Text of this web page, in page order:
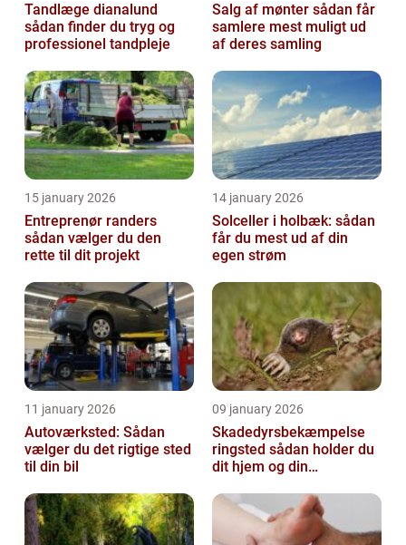
Tandlæge dianalund
sådan finder du tryg og
professionel tandpleje
Salg af mønter sådan får
samlere mest muligt ud
af deres samling
15 january 2026
Entreprenør randers
sådan vælger du den
rette til dit projekt
14 january 2026
Solceller i holbæk: sådan
får du mest ud af din
egen strøm
11 january 2026
Autoværksted: Sådan
vælger du det rigtige sted
til din bil
09 january 2026
Skadedyrsbekæmpelse
ringsted sådan holder du
dit hjem og din
gæster